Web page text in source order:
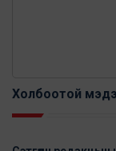
Холбоотой